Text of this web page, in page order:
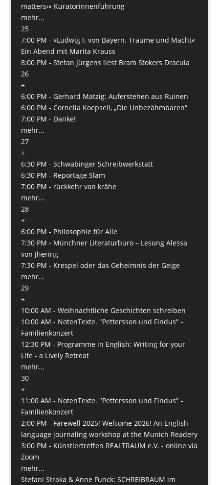
matters‹« Kuratorinnenführung
mehr...
25
7:00 PM - »Ludwig I. von Bayern. Träume und Macht«
Ein Abend mit Marita Krauss
8:00 PM - Stefan Jürgens liest Bram Stokers Dracula
26
+
6:00 PM - Gerhard Matzig: Auferstehen aus Ruinen
6:00 PM - Cornelia Koepsell, „Die Unbezähmbaren“
7:00 PM - Danke!
mehr...
27
+
6:30 PM - Schwabinger Schreibwerkstatt
6:30 PM - Reportage Slam
7:00 PM - rückkehr von krähe
mehr...
28
+
6:00 PM - Philosophie für Alle
7:30 PM - Münchner Literaturbüro – Lesung Alessa
von Jhering
7:30 PM - Krespel oder das Geheimnis der Geige
mehr...
29
+
10:00 AM - Weihnachtliche Geschichten schreiben
10:00 AM - NotenTexte. "Pettersson und Findus" -
Familienkonzert
12:30 PM - Programme in English: Writing for your
Life - a Lively Retreat
mehr...
30
+
11:00 AM - NotenTexte. "Pettersson und Findus" -
Familienkonzert
2:00 PM - Farewell 2025! Welcome 2026! An English-
language journaling workshop at the Munich Readery
3:00 PM - Künstlertreffen REALTRAUM e.V. - online via
Zoom
mehr...
Stefani Straka & Anne Funck: SCHREIBRAUM im